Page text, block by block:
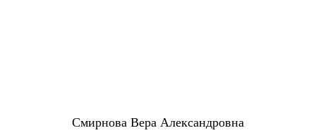
Смирнова Вера Александровна